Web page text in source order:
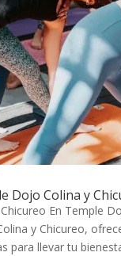
Dojo Colina y
En Temple
y Chicureo,
para llevar tu